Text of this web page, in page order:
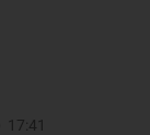
17:41